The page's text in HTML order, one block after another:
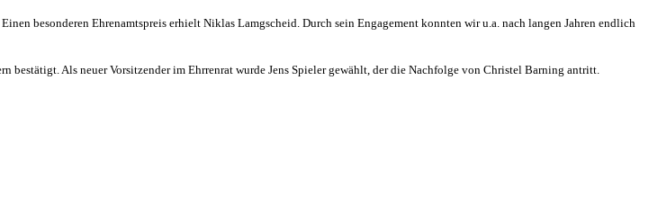
besonderen Ehrenamtspreis erhielt Niklas Lamgscheid. Durch sein Engagement konnten wir u.a. nach langen Jahren endlich
Als neuer Vorsitzender im Ehrrenrat wurde Jens Spieler gewählt, der die Nachfolge von Christel Barning antritt.